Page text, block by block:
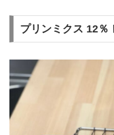
プリンミクス 12％